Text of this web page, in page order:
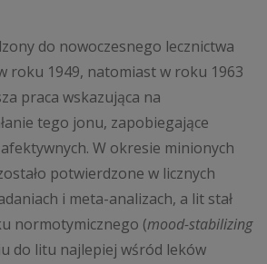
do nowoczesnego lecznictwa
roku 1949, natomiast w roku 1963
praca wskazująca na
tego jonu, zapobiegające
W okresie minionych
potwierdzone w licznych
i meta-analizach, a lit stał
normotymicznego (mood-stabilizing
do litu najlepiej wśród leków